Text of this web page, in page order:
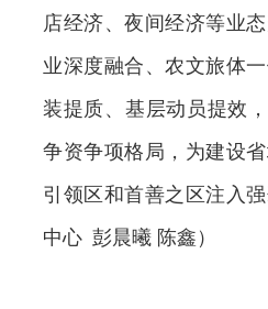
店经济、夜间经济等业
业深度融合、农文旅体
装提质、基层动员提效
争资争项格局，为建设
引领区和首善之区注入
中心 彭晨曦 陈鑫）